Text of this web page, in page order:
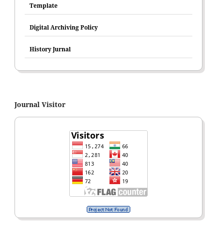
Template
Digital Archiving Policy
History Jurnal
Journal Visitor